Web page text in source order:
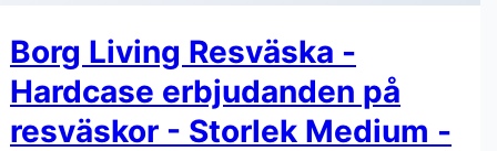
Borg Living Resväska -
Hardcase erbjudanden på
resväskor - Storlek Medium -